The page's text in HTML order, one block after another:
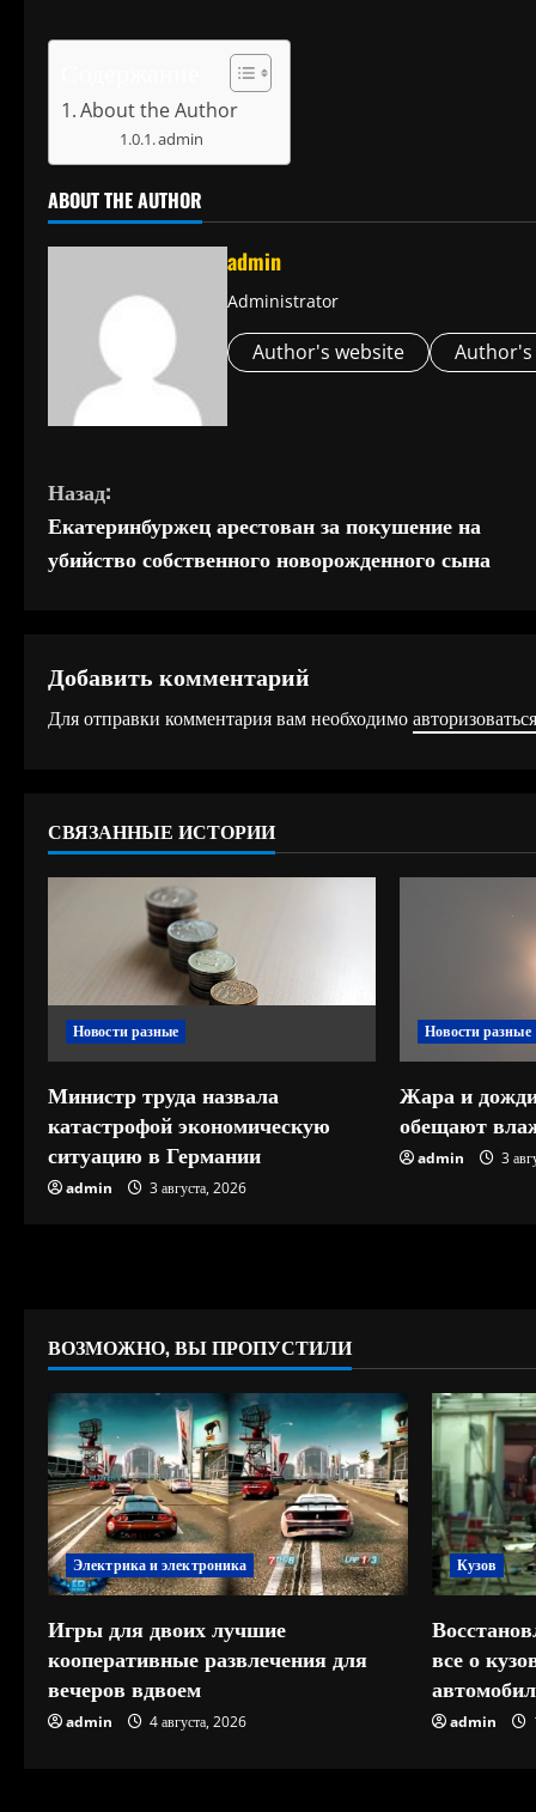
About the Author
admin
ABOUT THE AUTHOR
admin
Administrator
Author's website
П
р
о
и
ч
т
е
н
и
Назад:
Екатеринбуржец арестован за покушение на
убийство собственного новорожденного сына
Добавить комментарий
Для отправки комментария вам необходимоавторизоваться
СВЯЗАННЫЕ ИСТОРИИ
Новости разные
Министр труда назвала
катастрофой экономическую
ситуацию в Германии
admin 3 августа, 2026
Новости разные
Жара и
обещают
admin 3
ВОЗМОЖНО, ВЫ ПРОПУСТИЛИ
Электрика и электроника
Игры для двоих лучшие
кооперативные развлечения для
вечеров вдвоем
admin 4 августа, 2026
Кузов
все о
admin